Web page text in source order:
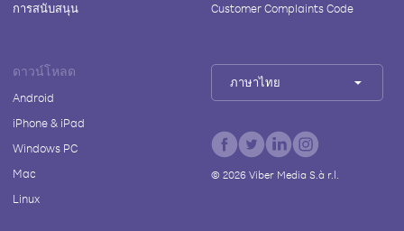
การสนับสนุน
Customer Complaints Code
ดาวน์โหลด
Android
iPhone & iPad
Windows PC
Mac
Linux
ภาษาไทย
© 2026Viber Media S.à r.l.